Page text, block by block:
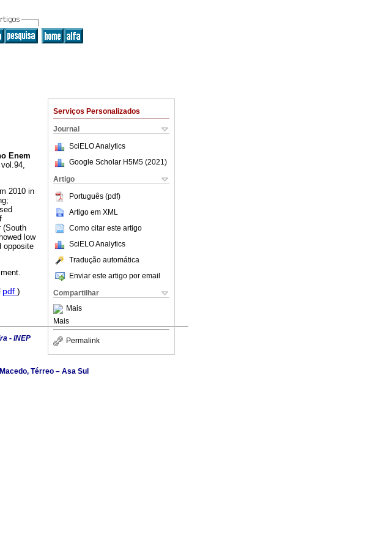
Serviços Personalizados
Journal
SciELO Analytics
Google Scholar H5M5 (2021 )
Artigo
Português (pdf)
Artigo em XML
Como citar este artigo
SciELO Analytics
Tradução automática
Enviar este artigo por email
Compartilhar
Mais
Mais
Permalink
Enem
2010 in
(South
low
opposite
pdf )
- INEP
Térreo – Asa Sul